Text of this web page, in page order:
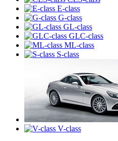
E-class
G-class
GL-class
GLC-class
ML-class
S-class
V-class